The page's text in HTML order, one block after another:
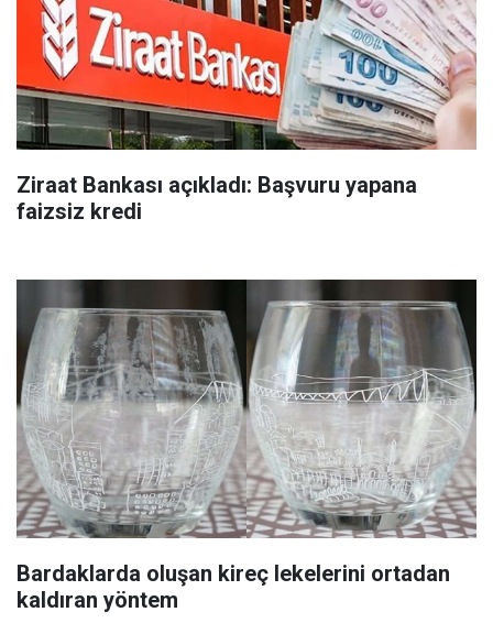
Ziraat Bankası açıkladı: Başvuru yapana
faizsiz kredi
Bardaklarda oluşan kireç lekelerini ortadan
kaldıran yöntem